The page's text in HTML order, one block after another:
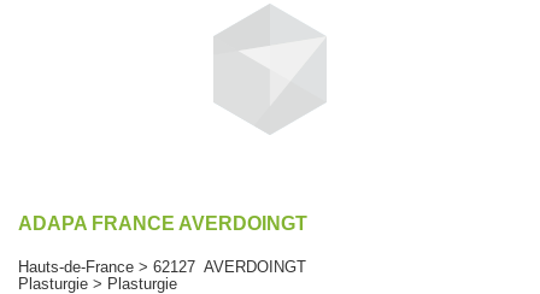
ADAPA FRANCE AVERDOINGT
Hauts-de-France > 62127 AVERDOINGT
Plasturgie > Plasturgie